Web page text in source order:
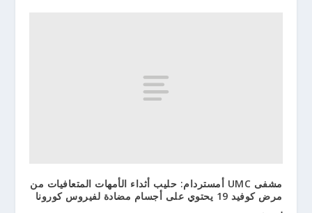
مشفى UMC أمستردام: حليب أثداء الأمهات المتعافيات من
مرض كوفيد 19 يحتوي على أجسام مضادة لفيروس كورونا